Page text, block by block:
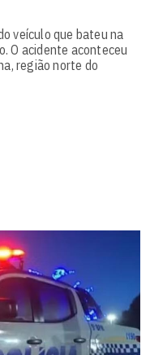
veículo que bateu na
O acidente aconteceu
região norte do